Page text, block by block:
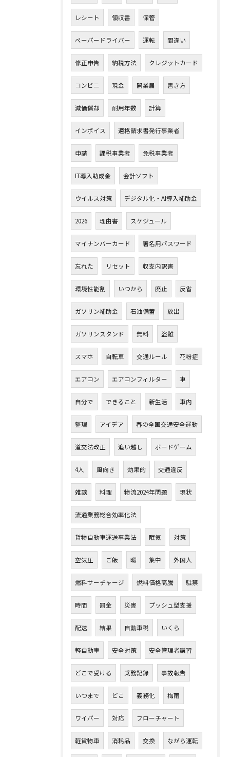
レシート 領収書 保管
ペーパードライバー 運転 間違い
修正申告 納税方法 クレジットカード
コンビニ 現金 開業届 書き方
減価償却 耐用年数 計算
インボイス 適格請求書発行事業者
申請 課税事業者 免税事業者
IT導入助成金 会計ソフト
ウイルス対策 デジタル化・AI導入補助金
2026 理由書 スケジュール
マイナンバーカード 署名用パスワード
忘れた リセット 収支内訳書
環境性能割 いつから 廃止 反省
ガソリン補助金 石油備蓄 放出
ガソリンスタンド 無料 盗難
スマホ 自転車 交通ルール 花粉症
エアコン エアコンフィルター 車
自分で できること 新生活 車内
整理 アイデア 春の全国交通安全運動
道交法改正 追い越し ボードゲーム
4人 風向き 効果的 交通違反
雑談 料理 物流2024年問題 現状
流通業務総合効率化法
貨物自動車運送事業法 眠気 対策
空気圧 ご飯 暇 集中 外国人
燃料サーチャージ 燃料価格高騰 駐禁
時間 罰金 災害 プッシュ型支援
配送 結果 自動車税 いくら
軽自動車 安全対策 安全管理者講習
どこで受ける 乗務記録 事故報告
いつまで どこ 義務化 梅雨
ワイパー 対応 フローチャート
軽貨物車 消耗品 交換 ながら運転